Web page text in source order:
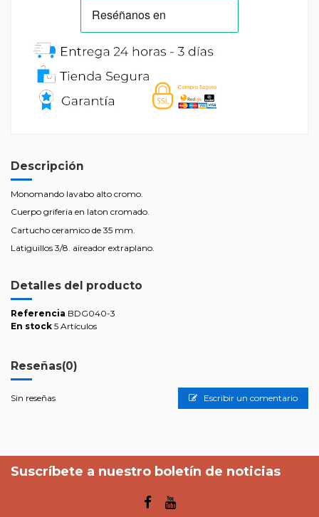
Descripción
Monomando lavabo alto cromo.
Cuerpo griferia en laton cromado.
Cartucho ceramico de 35 mm.
Latiguillos 3/8. aireador extraplano.
Detalles del producto
Referencia BDG040-3
En stock 5 Artículos
Reseñas(0)
Sin reseñas Escribir un comentario
Suscríbete a nuestro boletín de noticias